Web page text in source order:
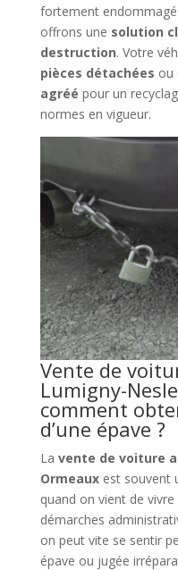
fortement
offrons une solution
destruction. Votre
pièces détachées ou
agréé pour un
normes en vigueur.
Vente de
Lumigny-
comment
d’une épave ?
La vente de voiture
Ormeauxest souvent
quand on vient de
démarches
on peut vite se sentir
épave ou jugée